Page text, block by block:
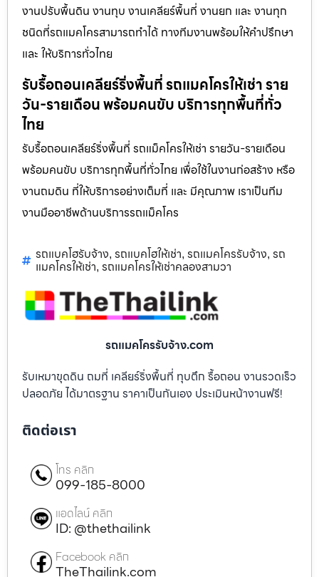
งานปรับพื้นดิน งานทุบ งานเคลียร์พื้นที่ งานยก และ งานทุก
ชนิดที่รถแมคโครสามารถทำได้ ทางทีมงานพร้อมให้คำปรึกษา
และ ให้บริการทั่วไทย
รับรื้อถอนเคลียร์ริ่งพื้นที่ รถแมคโครให้เช่า ราย
วัน-รายเดือน พร้อมคนขับ บริการทุกพื้นที่ทั่ว
ไทย
รับรื้อถอนเคลียร์ริ่งพื้นที่ รถแม็คโครให้เช่า รายวัน-รายเดือน
พร้อมคนขับ บริการทุกพื้นที่ทั่วไทย เพื่อใช้ในงานก่อสร้าง หรือ
งานถมดิน ที่ให้บริการอย่างเต็มที่ และ มีคุณภาพ เราเป็นทีม
งานมืออาชีพด้านบริการรถแม็คโคร
รถแบคโฮรับจ้าง, รถแบคโฮให้เช่า, รถแมคโครรับจ้าง, รถ
แมคโครให้เช่า, รถแมคโครให้เช่าคลองสามวา
รถแมคโครรับจ้าง.com
รับเหมาขุดดิน ถมที่ เคลียร์ริ่งพื้นที่ ทุบตึก รื้อถอน งานรวดเร็ว
ปลอดภัย ได้มาตรฐาน ราคาเป็นกันเอง ประเมินหน้างานฟรี!
ติดต่อเรา
โทร คลิก
099-185-8000
แอดไลน์ คลิก
ID: @thethailink
Facebook คลิก
TheThailink.com